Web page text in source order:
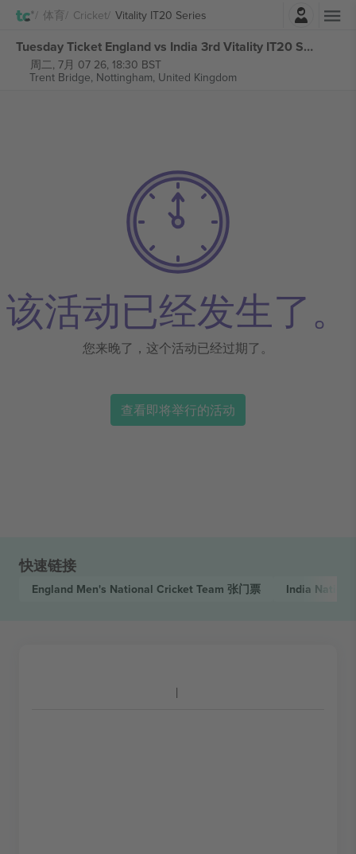
体育 Cricket Vitality IT20 Series
Tuesday Ticket England vs India 3rd Vitality IT20 Series 张门票
周二, 7月 07 26, 18:30 BST
Trent Bridge, Nottingham, United Kingdom
该活动已经发生了。
您来晚了，这个活动已经过期了。
查看即将举行的活动
快速链接
England Men's National Cricket Team 张门票 India